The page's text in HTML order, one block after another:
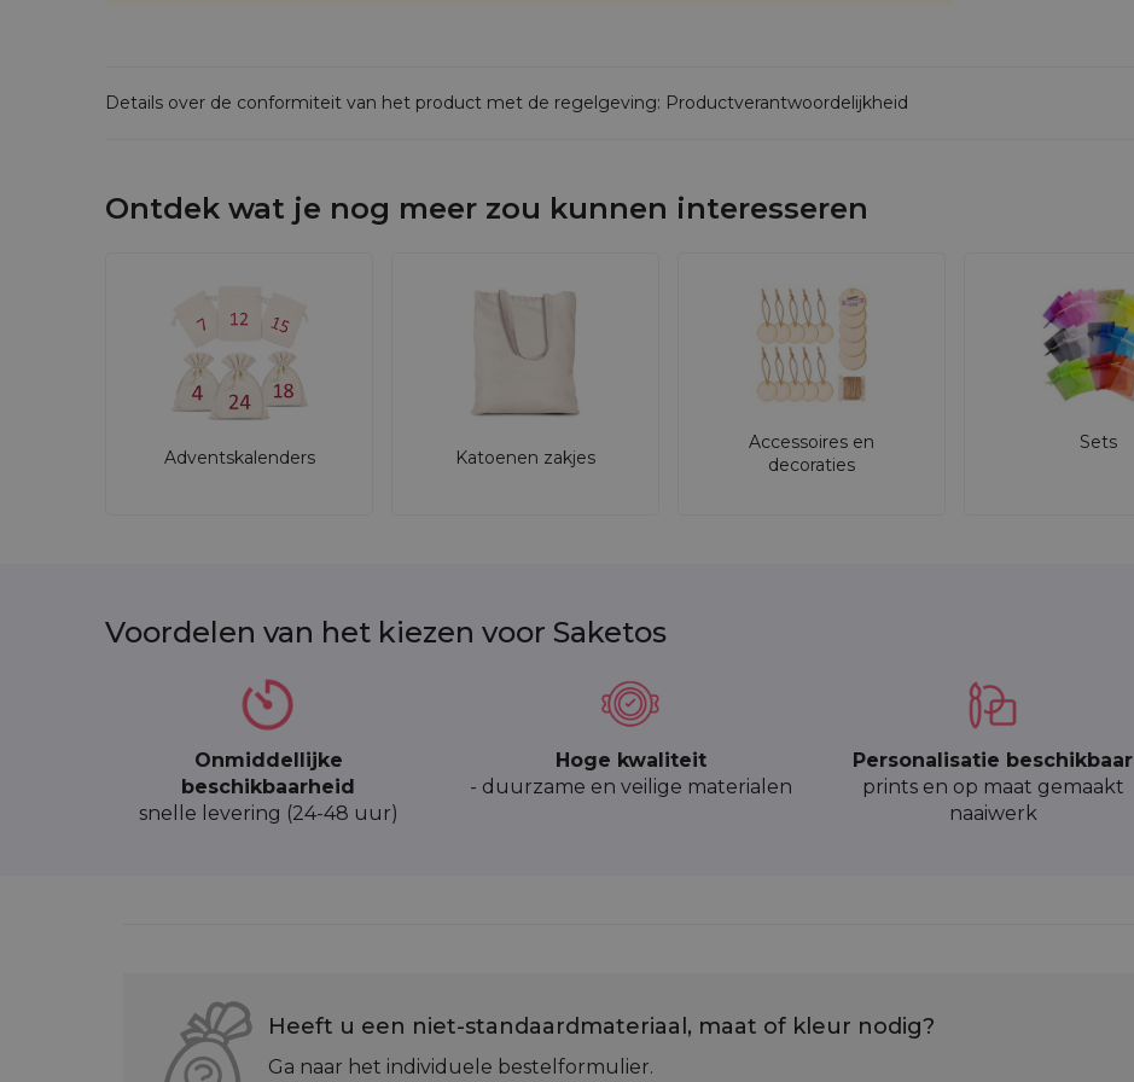
Details over de conformiteit van het product met de regelgeving: Productverantwoordelijkheid
Ontdek wat je nog meer zou kunnen interesseren
Adventskalenders Katoenen zakjes
Accessoires en
decoraties
Sets
Voordelen van het kiezen voor Saketos
Onmiddellijke
beschikbaarheid
snelle levering (24-48 uur)
Hoge kwaliteit
- duurzame en veilige materialen
Personalisatie beschikbaar
prints en op maat gemaakt
naaiwerk
Heeft u een niet-standaardmateriaal, maat of kleur nodig?
Ga naar het individuele bestelformulier.